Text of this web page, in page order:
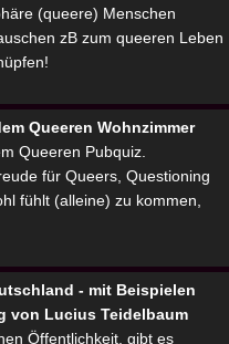
(queere) Menschen
zB zum queeren Leben
Queeren Wohnzimmer
Queeren Pubquiz.
für Queers, Questioning
fühlt (alleine) zu kommen,
- mit Beispielen
von Lucius Teidelbaum
Öffentlichkeit, gibt es